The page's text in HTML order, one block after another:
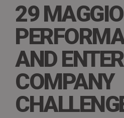
29
AND
COMPANY